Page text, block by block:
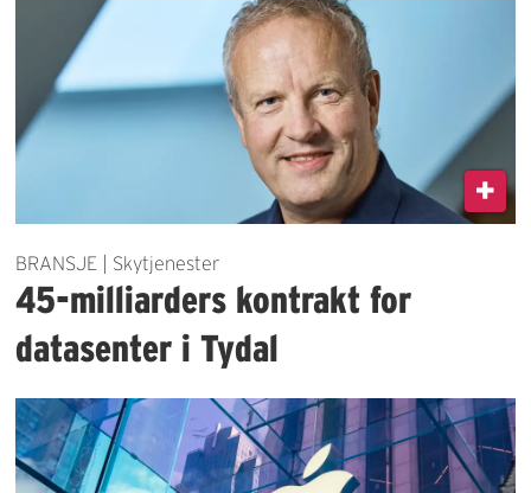
BRANSJE | Skytjenester
45-milliarders kontrakt for
datasenter i Tydal